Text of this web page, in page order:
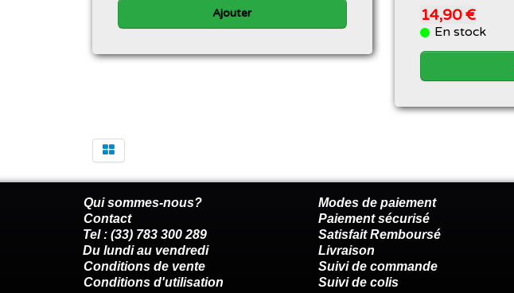
Ajouter 14,90 €
En stock
Qui sommes-nous?
Contact
Tel : (33) 783 300 289
Du lundi au vendredi
Conditions de vente
Conditions d'utilisation
Modes de paiement
Paiement sécurisé
Satisfait Remboursé
Livraison
Suivi de commande
Suivi de colis